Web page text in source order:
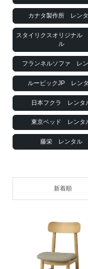
カナタ製作所 レン
スタイリクスオリジナル
ル
フランネルソファ レ
ルービックJP レン
日本フクラ レンタ
東京ベッド レンタ
藤栄 レンタル
新着順